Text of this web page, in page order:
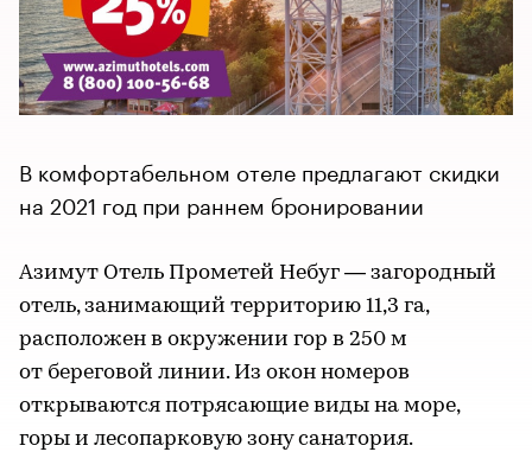
В комфортабельном отеле предлагают скидки
на 2021 год при раннем бронировании
Азимут Отель Прометей Небуг — загородный
отель, занимающий территорию 11,3 га,
расположен в окружении гор в 250 м
от береговой линии. Из окон номеров
открываются потрясающие виды на море,
горы и лесопарковую зону санатория.